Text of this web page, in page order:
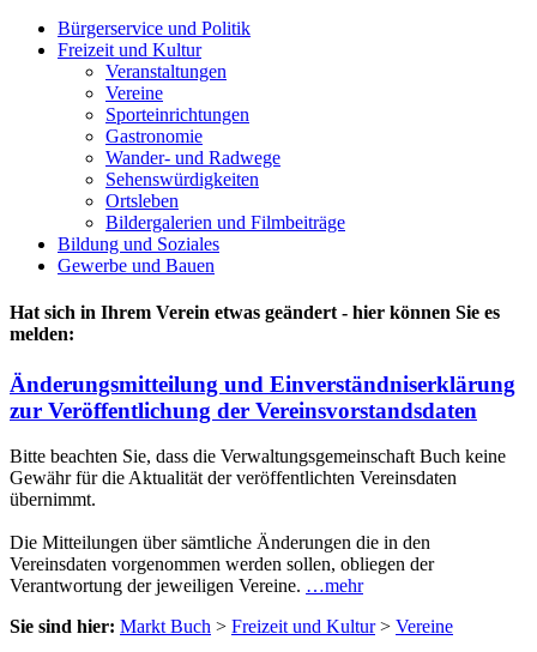
Bürgerservice und Politik
Freizeit und Kultur
Veranstaltungen
Vereine
Sporteinrichtungen
Gastronomie
Wander- und Radwege
Sehenswürdigkeiten
Ortsleben
Bildergalerien und Filmbeiträge
Bildung und Soziales
Gewerbe und Bauen
Hat sich in Ihrem Verein etwas geändert - hier können Sie es
melden:
Änderungsmitteilung und Einverständniserklärung
zur Veröffentlichung der Vereinsvorstandsdaten
Bitte beachten Sie, dass die Verwaltungsgemeinschaft Buch keine
Gewähr für die Aktualität der veröffentlichten Vereinsdaten
übernimmt.
Die Mitteilungen über sämtliche Änderungen die in den
Vereinsdaten vorgenommen werden sollen, obliegen der
Verantwortung der jeweiligen Vereine. …mehr
Sie sind hier: Markt Buch > Freizeit und Kultur> Vereine